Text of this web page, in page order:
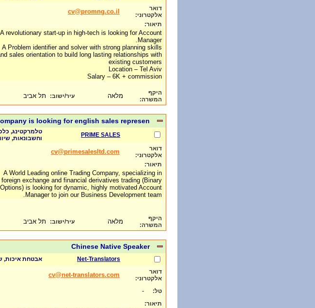
דואר
אלקטרוני:
cv@promng.co.il
תיאור:
A revolutionary start-up in high-tech is looking for Account
Manager.
A Problem identifier and solver with strong planning skills
sales orientation to build long lasting relationships with
existing customers
Location – Tel Aviv
Salary – 6K + commission
היקף
המשרה:
מלאה עיר/ישוב: תל אביב
is looking for english sales represen
PRIME SALES
טלמרקטינג,
וחשבונאות,
דואר
אלקטרוני:
cv@primesalesltd.com
תיאור:
A World Leading online Trading Company, specializing in
foreign exchange and financial derivatives trading (Binary
Options) is looking for dynamic, highly motivated Account
Manager to join our Business Development team.
היקף
המשרה:
מלאה עיר/ישוב: תל אביב
Chinese Native Speaker
Net-Translators אבטחת איכות,
דואר
אלקטרוני:
cv@net-translators.com
טל: -
תיאור: